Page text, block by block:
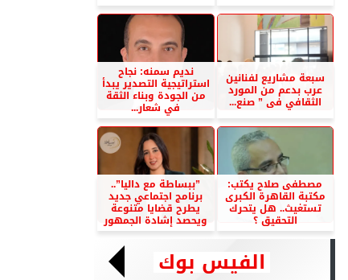
سبعة مشاريع لفنانين
عرب بدعم من المورد
الثقافي فى ” صنع...
نديم سمنه: نجاح
استراتيجية التصدير يبدأ
من الجودة وبناء الثقة
في شعار...
مصطفى صلاح يكتب:
مكتبة القاهرة الكبرى
تستغيث.. هل يتحرك
التحقيق ؟
”ببساطة مع داليا”..
برنامج اجتماعي جديد
يطرح قضايا متنوعة
ويحصد إشادة الجمهور
الفيس بوك